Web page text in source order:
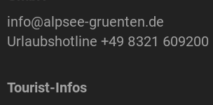
info@alpsee-gruenten.de
Urlaubshotline+49 8321 609200
Tourist-Infos